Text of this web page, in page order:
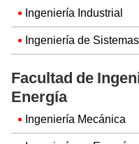
Ingeniería Industrial
Ingeniería de
Facultad de
Energía
Ingeniería Mecánica